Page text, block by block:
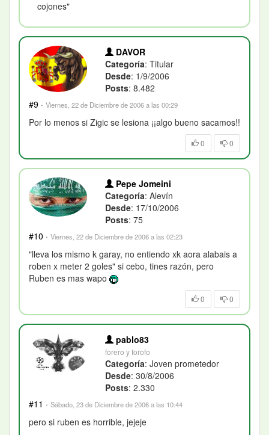
cojones"
DAVOR
Categoría: Titular
Desde: 1/9/2006
Posts: 8.482
#9 · Viernes, 22 de Diciembre de 2006 a las 00:29
Por lo menos si Zigic se lesiona ¡¡algo bueno sacamos!!
0 0
Pepe Jomeini
Categoría: Alevín
Desde: 17/10/2006
Posts: 75
#10 · Viernes, 22 de Diciembre de 2006 a las 02:23
"lleva los mismo k garay, no entiendo xk aora alabais a
roben x meter 2 goles" si cebo, tines razón, pero
Ruben es mas wapo
0 0
pablo83
forero y forofo
Categoría: Joven prometedor
Desde: 30/8/2006
Posts: 2.330
#11 · Sábado, 23 de Diciembre de 2006 a las 10:44
pero si ruben es horrible, jejeje